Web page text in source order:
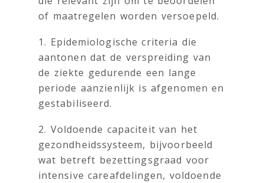
of maatregelen worden versoepeld.
1. Epidemiologische criteria die
aantonen dat de verspreiding van
de ziekte gedurende een lange
periode aanzienlijk is afgenomen en
gestabiliseerd.
2. Voldoende capaciteit van het
gezondheidssysteem, bijvoorbeeld
wat betreft bezettingsgraad voor
intensive careafdelingen, voldoende